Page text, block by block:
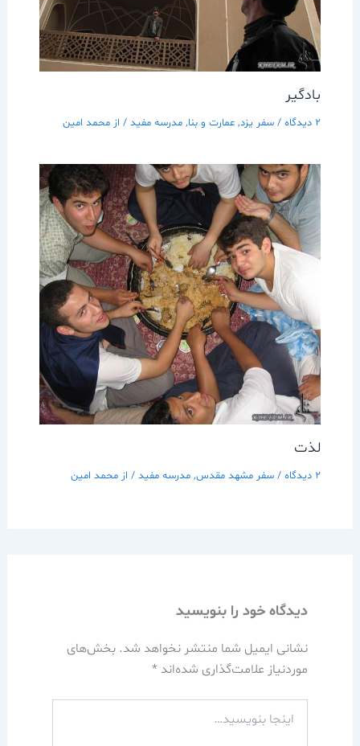
بادگير
2 دیدگاه / سفر يزد, عمارت و بنا, مدرسه مفيد/ از محمد امین
لذت
2 دیدگاه / سفر مشهد مقدس, مدرسه مفيد/ از محمد امین
دیدگاه‌ خود را بنویسید
نشانی ایمیل شما منتشر نخواهد شد. بخش‌های
موردنیاز علامت‌گذاری شده‌اند *
بنویسید…